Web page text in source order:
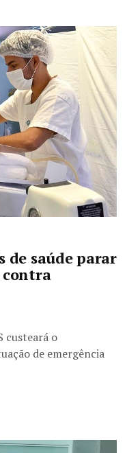
de saúde parar
custeará o
de emergência